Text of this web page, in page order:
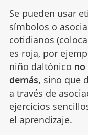
Se pueden usar
símbolos o
cotidianos
es roja, por
niño daltónico no
demás, sino que
a través de
ejercicios
el aprendizaje.